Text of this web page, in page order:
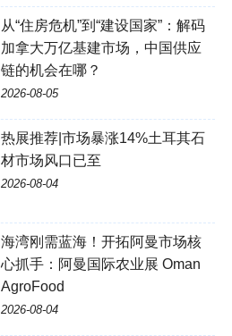
从“住房危机”到“建设国家”：解码
加拿大万亿基建市场，中国供应
链的机会在哪？
2026-08-05
热展推荐|市场暴涨14%土耳其石
材市场风口已至
2026-08-04
海湾刚需蓝海！开拓阿曼市场核
心抓手：阿曼国际农业展 Oman
AgroFood
2026-08-04